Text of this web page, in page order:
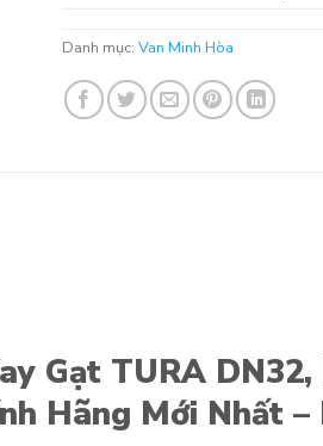
Danh mục:Van Minh Hòa
Gạt TURA DN32,
Hãng Mới Nhất